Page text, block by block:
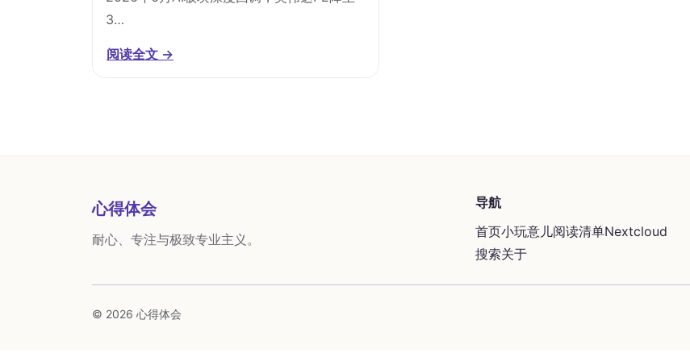
3…
阅读全文 →
心得体会
耐心、专注与极致专业主义。
导航
首页小玩意儿阅读清单Nextcloud
搜索关于
© 2026 心得体会